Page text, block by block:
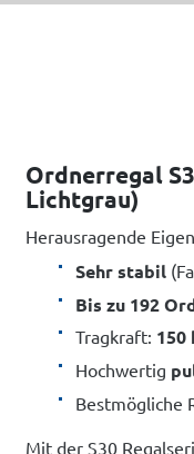
Ordnerregal
Lichtgrau)
Herausragende
Sehr stabil
Bis zu 192
Tragkraft: 150
Hochwertig
Bestmögliche
Mit der S30